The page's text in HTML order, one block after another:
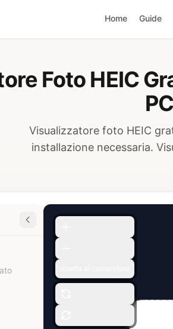
Home Guide
Foto HEIC
Visualizzatore foto HEIC
installazione necessaria.